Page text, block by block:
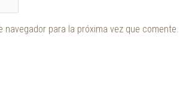
para la próxima vez que comente.